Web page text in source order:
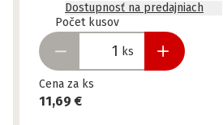
Dostupnosť na predajniach
Počet kusov
ks
Pripravené
Cena za ks
11,69 €